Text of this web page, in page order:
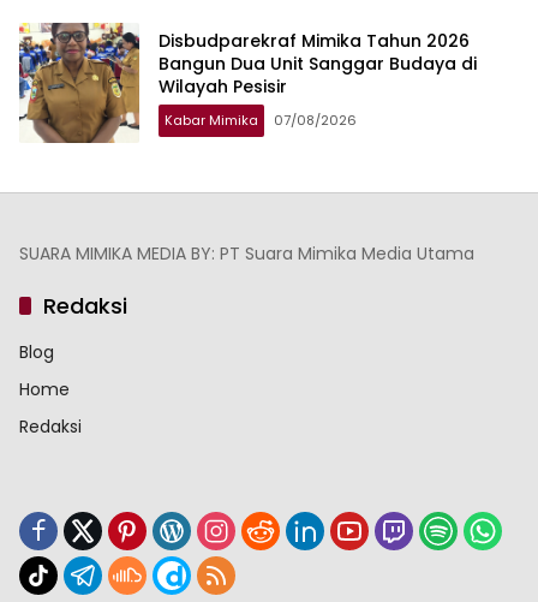
Disbudparekraf Mimika Tahun 2026
Bangun Dua Unit Sanggar Budaya di
Wilayah Pesisir
Kabar Mimika 07/08/2026
SUARA MIMIKA MEDIA BY: PT Suara Mimika Media Utama
Redaksi
Blog
Home
Redaksi